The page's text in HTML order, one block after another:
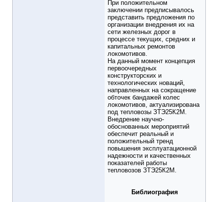
При положительном
заключении предписывалось
представить предложения по
организации внедрения их на
сети железных дорог в
процессе текущих, средних и
капитальных ремонтов
локомотивов.
На данный момент концепция
первоочередных
конструкторских и
технологических новаций,
направленных на сокращение
обточек бандажей колес
локомотивов, актуализирована
под тепловозы ЗТЭ25К2М.
Внедрение научно-
обоснованных мероприятий
обеспечит реальный и
положительный тренд
повышения эксплуатационной
надежности и качественных
показателей работы
тепловозов ЗТЭ25К2М.
Библиография